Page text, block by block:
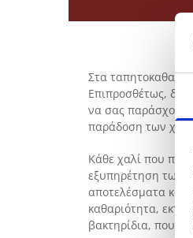
Στα
Επιπροσθέτως,
να σας
παράδοση των
Κάθε χαλί που
εξυπηρέτηση των
αποτελέσματα
καθαριότητα,
βακτηρίδια, που